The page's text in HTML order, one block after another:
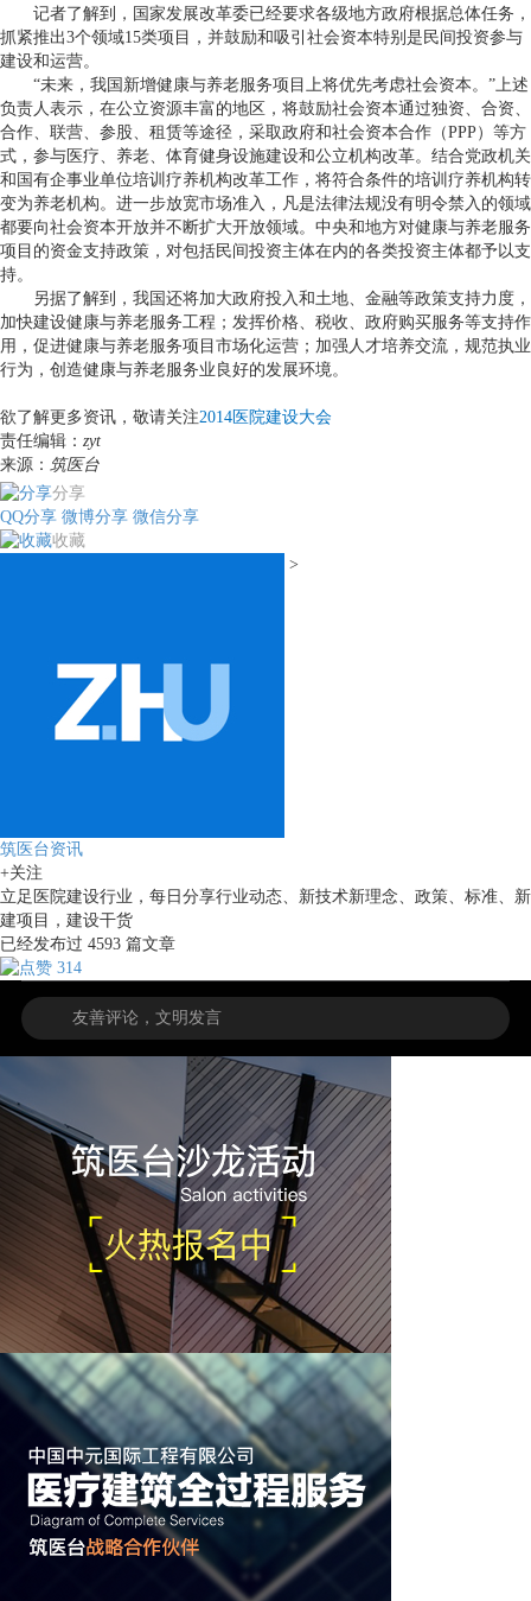
记者了解到，国家发展改革委已经要求各级地方政府根据总体任务，
抓紧推出3个领域15类项目，并鼓励和吸引社会资本特别是民间投资参与
建设和运营。
“未来，我国新增健康与养老服务项目上将优先考虑社会资本。 ”上述
负责人表示，在公立资源丰富的地区，将鼓励社会资本通过独资、合资、
合作、联营、参股、租赁等途径，采取政府和社会资本合作（PPP）等方
式，参与医疗、养老、体育健身设施建设和公立机构改革。结合党政机关
和国有企事业单位培训疗养机构改革工作，将符合条件的培训疗养机构转
变为养老机构。进一步放宽市场准入，凡是法律法规没有明令禁入的领域
都要向社会资本开放并不断扩大开放领域。中央和地方对健康与养老服务
项目的资金支持政策，对包括民间投资主体在内的各类投资主体都予以支
持。
另据了解到，我国还将加大政府投入和土地、金融等政策支持力度，
加快建设健康与养老服务工程；发挥价格、税收、政府购买服务等支持作
用，促进健康与养老服务项目市场化运营；加强人才培养交流，规范执业
行为，创造健康与养老服务业良好的发展环境。
欲了解更多资讯，敬请关注2014医院建设大会
责任编辑： zyt
来源： 筑医台
分享
QQ分享 微博分享 微信分享
收藏
>
筑医台资讯
+关注
立足医院建设行业，每日分享行业动态、新技术新理念、政策、标准、新
建项目，建设干货
已经发布过 4593 篇文章
314